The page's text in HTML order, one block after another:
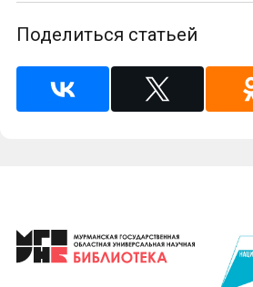
Поделиться статьей